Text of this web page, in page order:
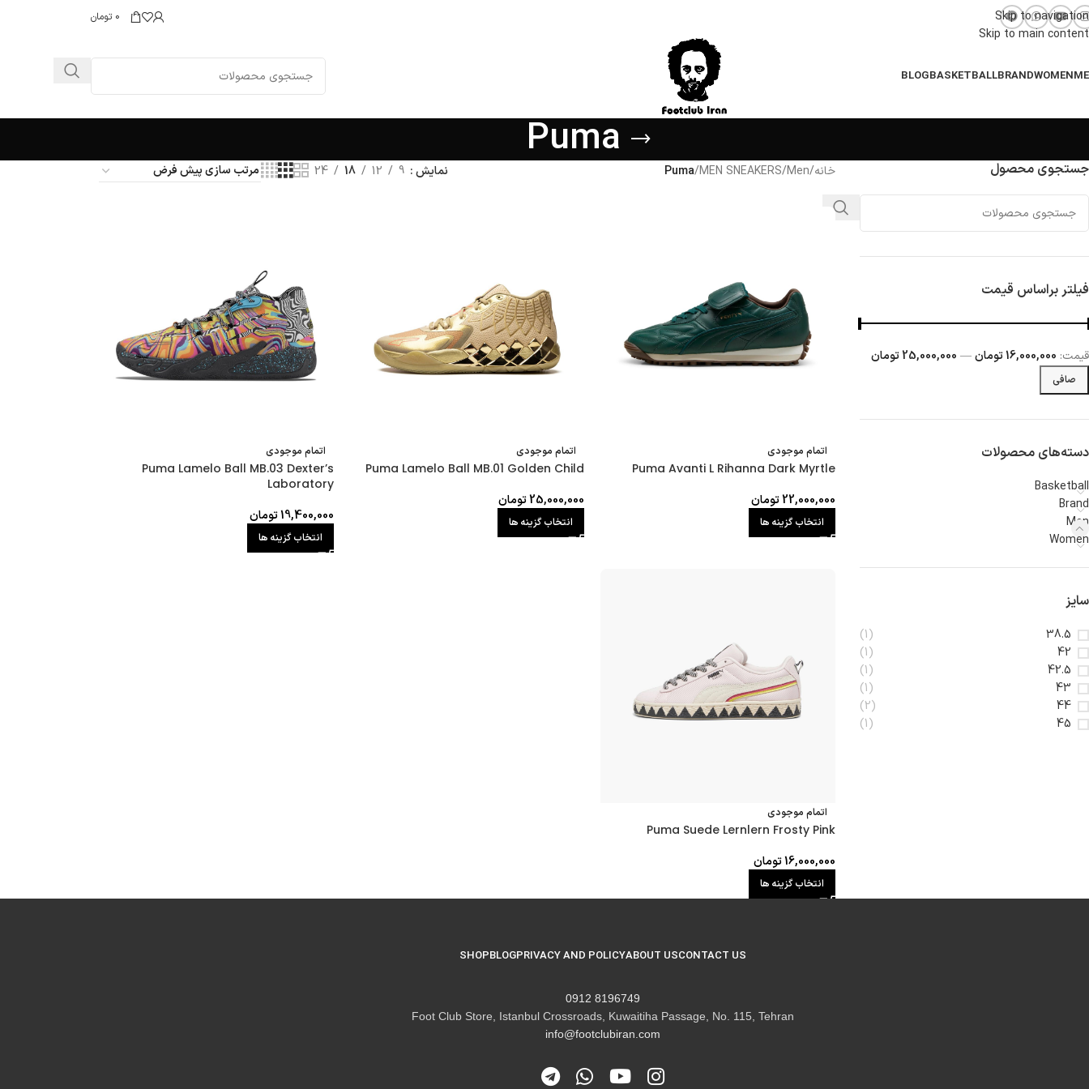
Skip to navigation
Skip to main content
0 تومان
WOMEN
BRAND
BASKETBALL
BLOG
Puma
جستجوی محصول
فیلتر براساس قیمت
صافی
قيمت: 16,000,000 تومان — 25,000,000 تومان
دسته‌های محصولات
Basketball
Brand
Men
Women
سایز
38.5
(1)
42
(1)
42.5
(1)
43
(1)
44
(2)
45
(1)
خانه/
Men
/
MEN SNEAKERS
/
Puma نمایش 9
12
18
24
اتمام موجودی
Puma Avanti L Rihanna Dark Myrtle
22,000,000تومان
انتخاب گزینه ها
اتمام موجودی
Puma Lamelo Ball MB.01 Golden Child
25,000,000تومان
انتخاب گزینه ها
اتمام موجودی
Puma Lamelo Ball MB.03 Dexter’s
Laboratory
19,400,000تومان
انتخاب گزینه ها
اتمام موجودی
Puma Suede Lernlern Frosty Pink
16,000,000تومان
انتخاب گزینه ها
CONTACT US
ABOUT US
PRIVACY AND POLICY
BLOG
SHOP
8196749 0912
Foot Club Store, Istanbul Crossroads, Kuwaitiha Passage, No. 115, Tehran
info@footclubiran.com